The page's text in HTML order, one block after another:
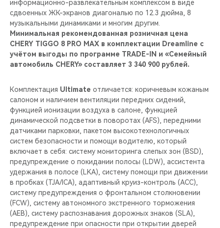
информационно-развлекательным комплексом в виде
сдвоенных ЖК-экранов диагональю по 12.3 дюйма, 8
музыкальными динамиками и многим другим.
Минимальная рекомендованная розничная цена
CHERY TIGGO 8 PRO MAX в комплектации Dreamline с
учётом выгоды по программе TRADE-IN и «Семейный
автомобиль CHERY» составляет 3 340 900 рублей.
Комплектация Ultimate отличается: коричневым кожаным
салоном и наличием вентиляции передних сидений,
функцией ионизации воздуха в салоне, функцией
динамической подсветки в поворотах (AFS), передними
датчиками парковки, пакетом высокотехнологичных
систем безопасности и помощи водителю, который
включает в себя: систему мониторинга слепых зон (BSD),
предупреждение о покидании полосы (LDW), ассистента
удержания в полосе (LKA), систему помощи при движении
в пробках (TJA/ICA), адаптивный круиз-контроль (ACC),
систему предупреждения о фронтальном столкновении
(FCW), систему автономного экстренного торможения
(AEB), систему распознавания дорожных знаков (SLA),
предупреждение при опасности при открытии дверей